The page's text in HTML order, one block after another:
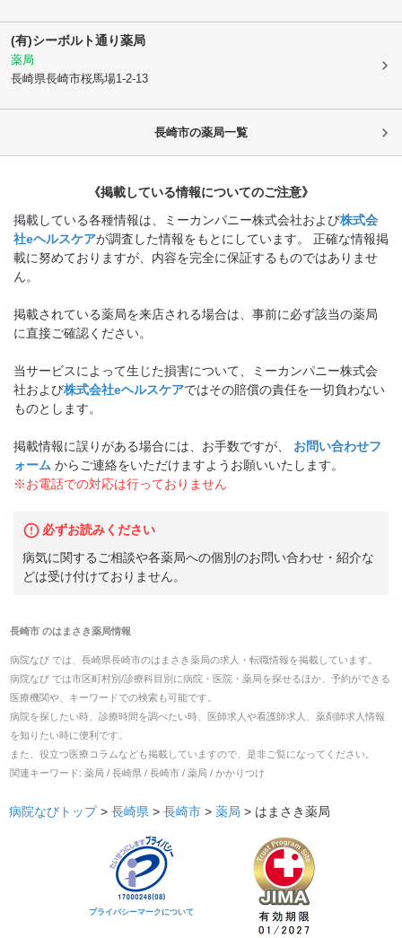
(有)シーボルト通り薬局
薬局
長崎県長崎市桜馬場1-2-13
長崎市の薬局一覧
《掲載している情報についてのご注意》
掲載している各種情報は、ミーカンパニー株式会社および株式会
社eヘルスケアが調査した情報をもとにしています。 正確な情報掲
載に努めておりますが、内容を完全に保証するものではありませ
ん。
掲載されている薬局を来店される場合は、事前に必ず該当の薬局
に直接ご確認ください。
当サービスによって生じた損害について、ミーカンパニー株式会
社および株式会社eヘルスケアではその賠償の責任を一切負わない
ものとします。
掲載情報に誤りがある場合には、お手数ですが、
お問い合わせフ
ォーム からご連絡をいただけますようお願いいたします。
※お電話での対応は行っておりません
必ずお読みください
病気に関するご相談や各薬局への個別のお問い合わせ・紹介な
どは受け付けておりません。
長崎市のはまさき薬局情報
病院なび では、 長崎県長崎市のはまさき薬局の求人・転職情報を掲載しています。
病院なび では市区町村別/診療科目別に病院・医院・薬局を探せるほか、予約ができる
医療機関や、キーワードでの検索も可能です。
病院を探したい時、診療時間を調べたい時、医師求人や看護師求人、薬剤師求人情報
を知りたい時に便利です。
また、役立つ医療コラムなども掲載していますので、是非ご覧になってください。
関連キーワード: 薬局 / 長崎県 / 長崎市 / 薬局 / かかりつけ
病院なびトップ > 長崎県 > 長崎市 > 薬局 > はまさき薬局
プライバシーマークについて